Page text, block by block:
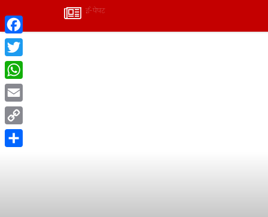
ई-
ई-पेपर
Facebook
Twitter
WhatsApp
Email
Copy
Link